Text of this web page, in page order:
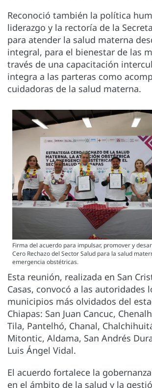
Reconoció también la política
liderazgo y la rectoría de la
para atender la salud materna
integral, para el bienestar de las
través de una capacitación
integra a las parteras como
cuidadoras de la salud materna.
Firma del acuerdo para impulsar, promover y
Cero Rechazo del Sector Salud para la salud
emergencia obstétricas.
Esta reunión, realizada en San
Casas, convocó a las autoridades
municipios más olvidados del
Chiapas: San Juan Cancuc,
Tila, Pantelhó, Chanal,
Mitontic, Aldama, San Andrés
Luis Ángel Vidal.
El acuerdo fortalece la
en el ámbito de la salud y la